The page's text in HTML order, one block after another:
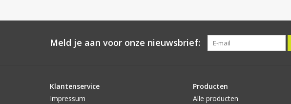
Meld je aan voor onze nieuwsbrief:
Klantenservice
Impressum
Producten
Alle producten